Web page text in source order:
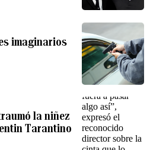
imaginarios
la niñez
Tarantino